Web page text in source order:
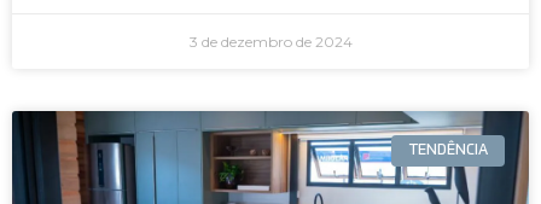
3 de dezembro de 2024
TENDÊNCIA